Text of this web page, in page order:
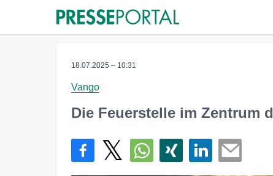
18.07.2025 – 10:31
Vango
Die Feuerstelle im Zentrum